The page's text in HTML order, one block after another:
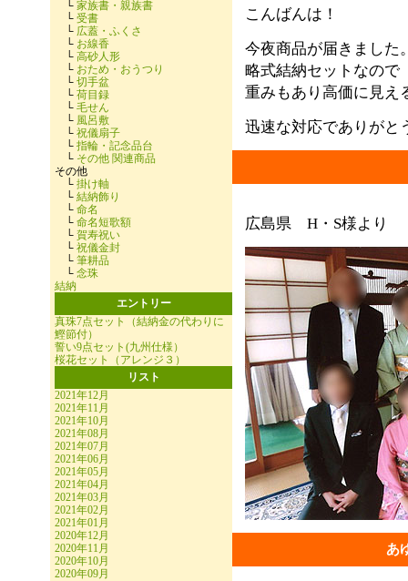
こんばんは！
今夜商品が届きました
略式結納セットなの
重みもあり高価に見え
迅速な対応でありがと
広島県 H・S様より
あ
└ 家族書・親族書
└ 受書
└ 広蓋・ふくさ
└ お線香
└ 高砂人形
└ おため・おうつり
└ 切手盆
└ 荷目録
└ 毛せん
└ 風呂敷
└ 祝儀扇子
└ 指輪・記念品台
└ その他 関連商品
その他
└ 掛け軸
└ 結納飾り
└ 命名
└ 命名短歌額
└ 賀寿祝い
└ 祝儀金封
└ 筆耕品
└ 念珠
結納
エントリー
真珠7点セット（結納金の代わりに
鰹節付）
誓い9点セット(九州仕様）
桜花セット（アレンジ３）
リスト
2021年12月
2021年11月
2021年10月
2021年08月
2021年07月
2021年06月
2021年05月
2021年04月
2021年03月
2021年02月
2021年01月
2020年12月
2020年11月
2020年10月
2020年09月